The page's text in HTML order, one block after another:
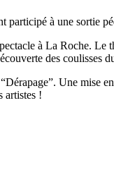
participé à une sortie
à La Roche. Le
des coulisses
Une mise
artistes !